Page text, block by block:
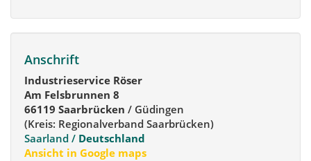
Anschrift
Industrieservice Röser
Am Felsbrunnen 8
66119 Saarbrücken / Güdingen
(Kreis: Regionalverband Saarbrücken)
Saarland / Deutschland
Ansicht in Google maps